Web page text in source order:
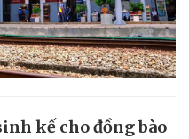
kế cho đồng bào